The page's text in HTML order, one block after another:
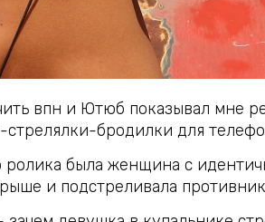
впн и Ютюб показывал мне
бродилки для
ролика была женщина с
и подстреливала